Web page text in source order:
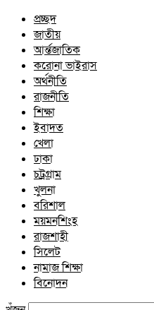
প্রচ্ছদ
জাতীয়
আর্ন্তজাতিক
করোনা ভাইরাস
অর্থনীতি
রাজনীতি
শিক্ষা
ইবাদত
খেলা
ঢাকা
চট্রগ্রাম
খুলনা
বরিশাল
ময়মনশিংহ
রাজশাহী
সিলেট
নামাজ শিক্ষা
বিনোদন